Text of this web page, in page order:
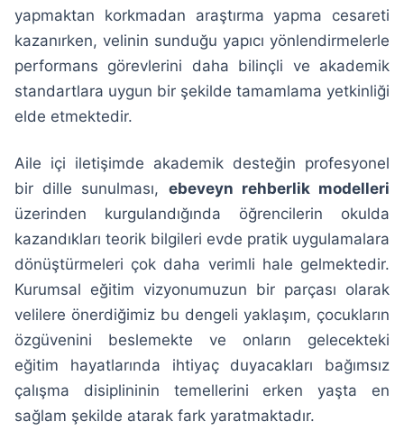
yapmaktan korkmadan araştırma yapma cesareti
kazanırken, velinin sunduğu yapıcı yönlendirmelerle
performans görevlerini daha bilinçli ve akademik
standartlara uygun bir şekilde tamamlama yetkinliği
elde etmektedir.
Aile içi iletişimde akademik desteğin profesyonel
bir dille sunulması, ebeveyn rehberlik modelleri
üzerinden kurgulandığında öğrencilerin okulda
kazandıkları teorik bilgileri evde pratik uygulamalara
dönüştürmeleri çok daha verimli hale gelmektedir.
Kurumsal eğitim vizyonumuzun bir parçası olarak
velilere önerdiğimiz bu dengeli yaklaşım, çocukların
özgüvenini beslemekte ve onların gelecekteki
eğitim hayatlarında ihtiyaç duyacakları bağımsız
çalışma disiplininin temellerini erken yaşta en
sağlam şekilde atarak fark yaratmaktadır.